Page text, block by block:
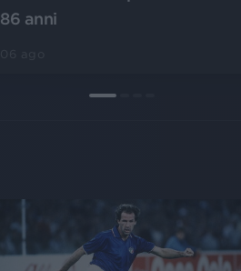
86 anni